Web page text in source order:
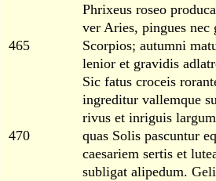
Phrixeus roseo
ver Aries, pingues nec
465
Scorpios; autumni
lenior et gravidis
Sic fatus croceis
ingreditur vallemque
rivus et inriguis
470
quas Solis pascuntur
caesariem sertis et
subligat alipedum.